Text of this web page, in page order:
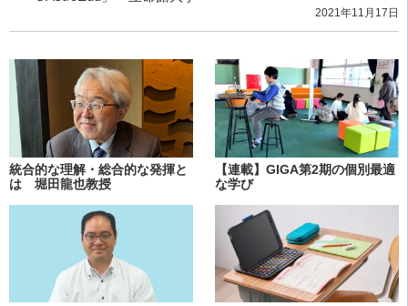
2021年11月17日
統合的な理解・総合的な発揮と
は 堀田龍也教授
【連載】GIGA第2期の個別最適
な学び